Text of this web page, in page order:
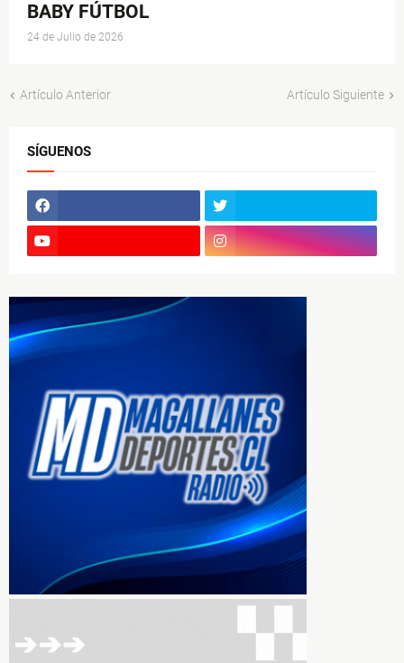
BABY FÚTBOL
24 de Julio de 2026
Artículo Anterior Artículo Siguiente
SÍGUENOS